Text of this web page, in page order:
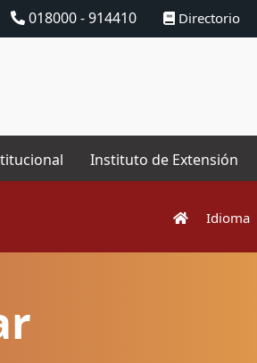
018000 - 914410 Directorio
Instituto de Extensión
Idioma